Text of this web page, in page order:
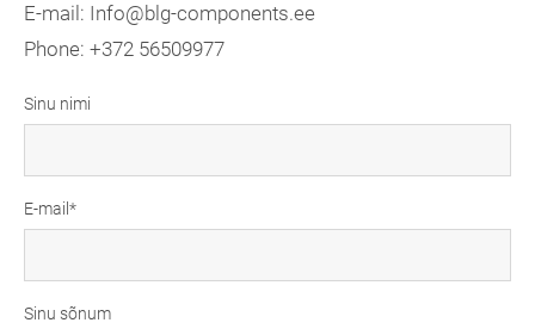
E-mail: Info@blg-components.ee
Phone: +372 56509977
Sinu nimi
E-mail
Sinu sõnum